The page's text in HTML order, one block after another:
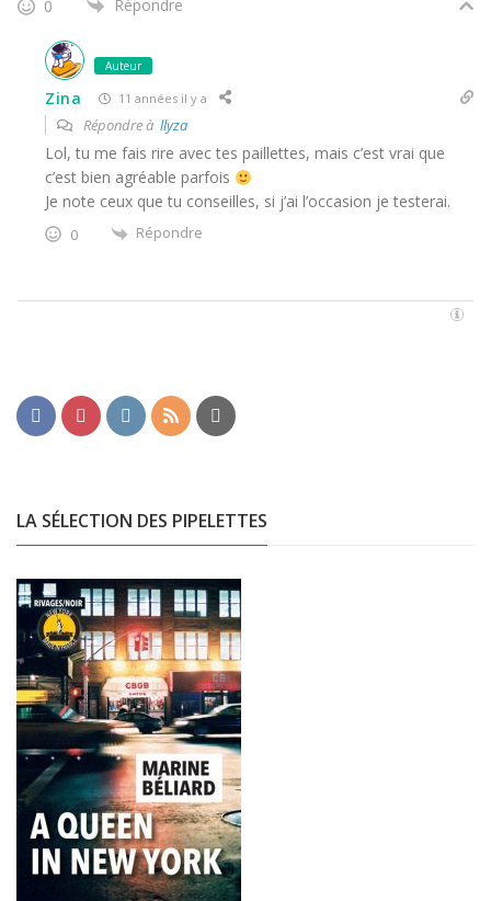
0 Répondre
Auteur
Zina 11 années il y a
Répondre à llyza
Lol, tu me fais rire avec tes paillettes, mais c’est vrai que
c’est bien agréable parfois
Je note ceux que tu conseilles, si j’ai l’occasion je testerai.
0 Répondre
LA SÉLECTION DES PIPELETTES